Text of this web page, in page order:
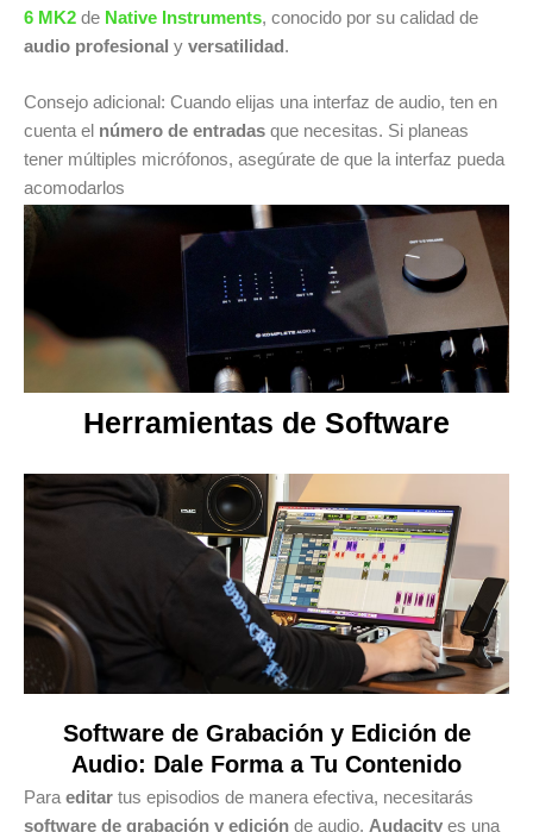
6 MK2 de Native Instruments, conocido por su calidad de
audio profesional y versatilidad .
Consejo adicional: Cuando elijas una interfaz de audio, ten en
cuenta el número de entradas que necesitas. Si planeas
tener múltiples micrófonos, asegúrate de que la interfaz pueda
acomodarlos
Herramientas de Software
Software de Grabación y Edición de
Audio: Dale Forma a Tu Contenido
Para editar tus episodios de manera efectiva, necesitarás
software de grabación y edición de audio. Audacity es una